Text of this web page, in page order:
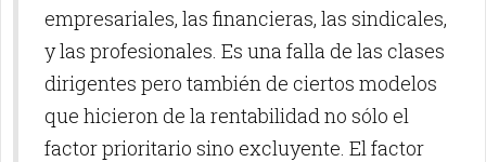
empresariales, las financieras, las sindicales,
y las profesionales. Es una falla de las clases
dirigentes pero también de ciertos modelos
que hicieron de la rentabilidad no sólo el
factor prioritario sino excluyente. El factor